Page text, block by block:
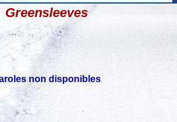
Greensleeves
non disponibles